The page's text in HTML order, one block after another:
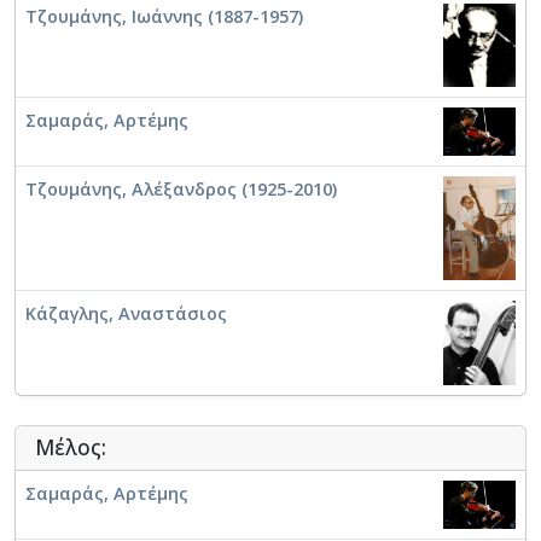
των εκδηλώσεων για το πολιτιστικό έτος της Ελλάδας
Σήμερα η Ορχήστρα θεωρείται από τα πιο δυναμικά,
άρτια και δραστήρια συμφωνικά συγκροτήματα της
Ελλάδας. Από τον Ιούλιο του 2020 αρχιμουσικός της
ορχήστρας έχει αναλάβει ο διεθνώς βραβευμένος
και καταξιωμένος μαέστρος Γιώργος Πέτρου.
Τζουμάνης, Ιωάννης (1887-1957)
Σαμαράς, Αρτέμης
Τζουμάνης, Αλέξανδρος (1925-2010)
Κάζαγλης, Αναστάσιος
Μέλος:
Σαμαράς, Αρτέμης